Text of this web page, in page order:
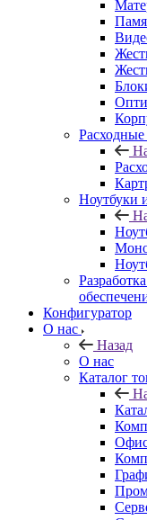
Ноутбуки
Конфигуратор
О нас
Назад
О нас
Каталог